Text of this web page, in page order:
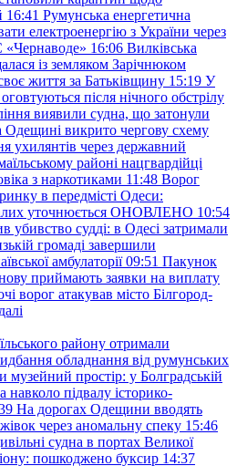
16:41 Румунська енергетична
електроенергію з України через
16:06 Вилківська
із земляком Зарічнюком
життя за Батьківщину 15:19 У
після нічного обстрілу
виявили судна, що затонули
Одещині викрито чергову схему
ухилянтів через державний
районі нацгвардійці
з наркотиками 11:48 Ворог
в передмісті Одеси:
уточнюється ОНОВЛЕНО 10:54
убивство судді: в Одесі затримали
громаді завершили
амбулаторії 09:51 Пакунок
приймають заявки на виплату
ворог атакував місто Білгород-
району отримали
обладнання від румунських
музейний простір: у Болградській
навколо підвалу історико-
На дорогах Одещини вводять
через аномальну спеку 15:46
судна в портах Великої
пошкоджено буксир 14:37